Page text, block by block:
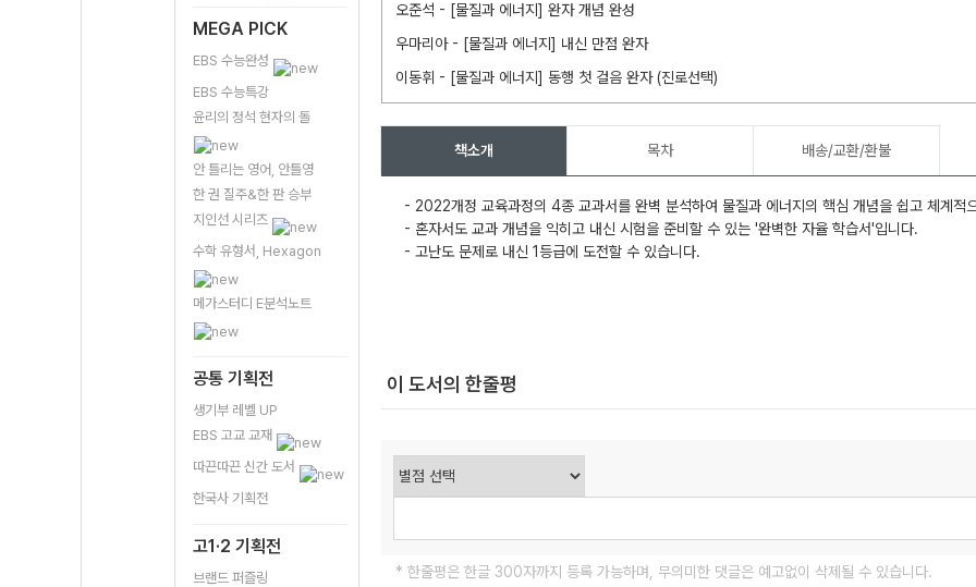
MEGA PICK
EBS 수능완성
EBS 수능특강
윤리의 정석 현자의 돌
안 틀리는 영어, 안틀영
한 권 질주&한 판 승부
지인선 시리즈
수학 유형서, Hexagon
메가스터디 E분석노트
공통 기획전
생기부 레벨 UP
EBS 고교 교재
따끈따끈 신간 도서
한국사 기획전
고1·2 기획전
브랜드 퍼즐링
오준석 - [물질과 에너지] 완자 개념 완성
우마리아 - [물질과 에너지] 내신 만점 완자
이동휘 - [물질과 에너지] 동행 첫 걸음 완자 (진로선택)
책소개 목차 배송/교환/환불
- 2022개정 교육과정의 4종 교과서를 완벽 분석하여 물질과 에너지의 핵심 개념을 쉽고 체계적
- 혼자서도 교과 개념을 익히고 내신 시험을 준비할 수 있는 '완벽한 자율 학습서'입니다.
- 고난도 문제로 내신 1등급에 도전할 수 있습니다.
이 도서의 한줄평
* 한줄평은 한글 300자까지 등록 가능하며, 무의미한 댓글은 예고없이 삭제될 수 있습니다.